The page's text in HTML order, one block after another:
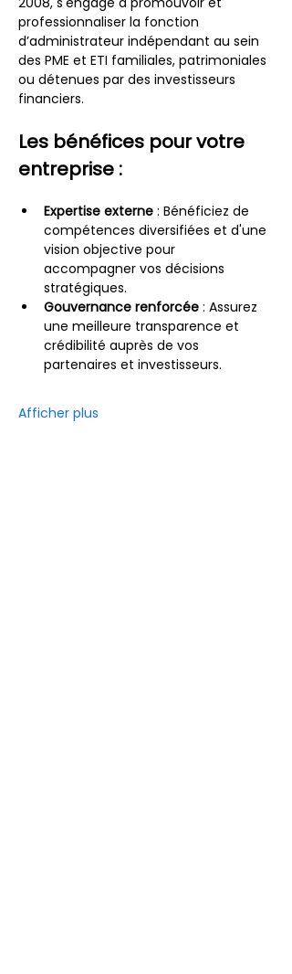
professionnaliser la fonction
d’administrateur indépendant au sein
des PME et ETI familiales, patrimoniales
ou détenues par des investisseurs
financiers.
Les bénéfices pour votre
entreprise :
Expertise externe : Bénéficiez de
compétences diversifiées et d'une
vision objective pour
accompagner vos décisions
stratégiques.
Gouvernance renforcée : Assurez
une meilleure transparence et
crédibilité auprès de vos
partenaires et investisseurs.
Afficher plus